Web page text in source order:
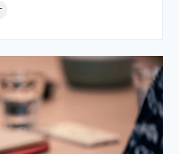
Mors og
– Inspirationsmøde